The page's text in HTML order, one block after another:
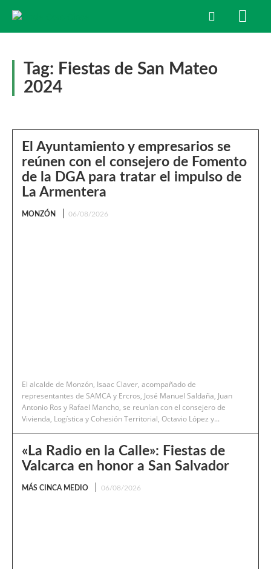
Tag: Fiestas de San Mateo
2024
El Ayuntamiento y empresarios se
reúnen con el consejero de Fomento
de la DGA para tratar el impulso de
La Armentera
MONZÓN 06/08/2026
El alcalde de Monzón, Isaac Claver, acompañado de
representantes de SAMCA y Ercros, José Manuel Saldaña, Juan
Antonio Ros y Rafael Mancho, se reunían con el consejero de
Vivienda, Logística y Cohesión Territorial, Octavio López y...
«La Radio en la Calle»: Fiestas de
Valcarca en honor a San Salvador
MÁS CINCA MEDIO 06/08/2026